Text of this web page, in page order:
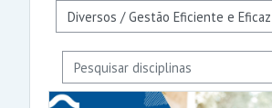
Pesquisar disciplinas